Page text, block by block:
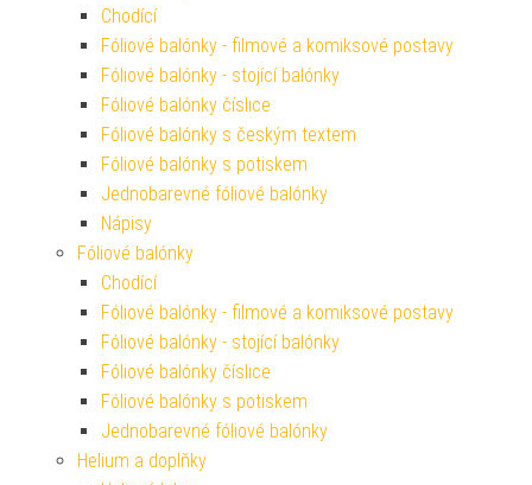
Chodící
Fóliové balónky - filmové a komiksové postavy
Fóliové balónky - stojící balónky
Fóliové balónky číslice
Fóliové balónky s českým textem
Fóliové balónky s potiskem
Jednobarevné fóliové balónky
Nápisy
Fóliové balónky
Chodící
Fóliové balónky - filmové a komiksové postavy
Fóliové balónky - stojící balónky
Fóliové balónky číslice
Fóliové balónky s potiskem
Jednobarevné fóliové balónky
Helium a doplňky